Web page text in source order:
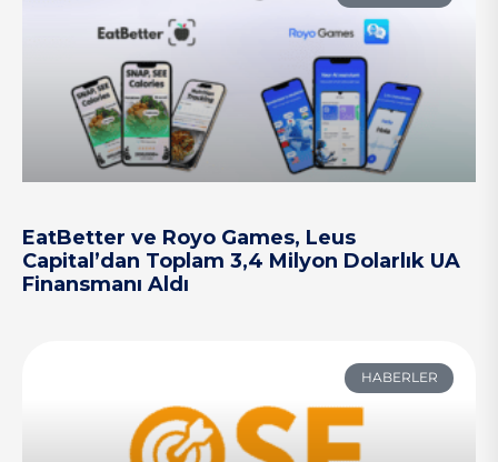
EatBetter ve Royo Games, Leus
Capital’dan Toplam 3,4 Milyon Dolarlık UA
Finansmanı Aldı
HABERLER